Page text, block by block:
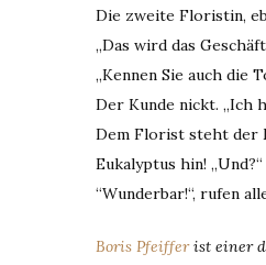
Die zweite Floristin,
„Das wird das
„Kennen Sie auch
Der Kunde nickt. „Ich
Dem Florist steht der
Eukalyptus hin! „Und?“
“Wunderbar!“, rufen
Boris Pfeifferist einer